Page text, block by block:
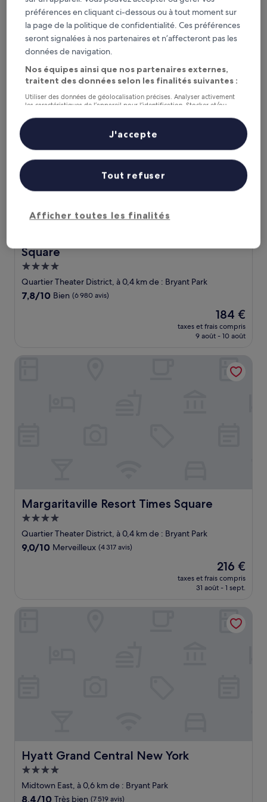
3.5 étoiles
Garment District, à 0,8 km de : Bryant Park
8.8
sur
10,
(4 981 avis)
8,8/10 Excellent (4 981 avis)
prix
est
148 €
16 août - 17 août
Square
Hébergement
4.0 étoiles
Quartier Theater District, à 0,4 km de : Bryant Park
7.8
7,8/10 Bien (6 980 avis)
Le
nouveau
prix
de
184 €
184 €
taxes et frais compris
9 août - 10 août
Millennium Hotel Broadway Times Square
Margaritaville Resort Times Square
Margaritaville Resort Times Square
Hébergement
4.0 étoiles
Quartier Theater District, à 0,4 km de : Bryant Park
9.0
9,0/10 Merveilleux (4 317 avis)
Le
nouveau
prix
de
216 €
216 €
taxes et frais compris
31 août - 1 sept.
Hyatt Grand Central New York
Hyatt Grand Central New York
Hébergement
4.0 étoiles
Midtown East, à 0,6 km de : Bryant Park
8.4
8,4/10 Très bien (7 519 avis)
préférences en cliquant ci-dessous ou à tout moment sur
la page de la politique de confidentialité. Ces préférences
seront signalées à nos partenaires et n’affecteront pas les
données de navigation.
Nos équipes ainsi que nos partenaires externes,
traitent des données selon les finalités suivantes :
Utiliser des données de géolocalisation précises. Analyser activement
les caractéristiques de l’appareil pour l’identification. Stocker et/ou
personnalisés, mesure de performance des publicités et du contenu,
études d’audience et développement de services.
Liste de nos partenaires (fournisseurs)
Afficher toutes les finalités
Tout refuser
J'accepte